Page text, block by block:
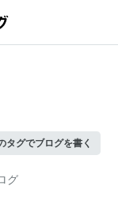
タグでブログを書く
グ